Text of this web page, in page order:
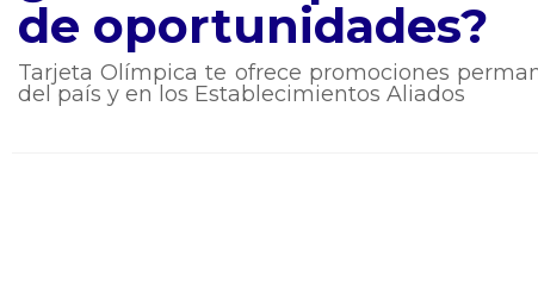
de oportunidades?
Tarjeta Olímpica te ofrece promociones
del país y en los Establecimientos Aliados